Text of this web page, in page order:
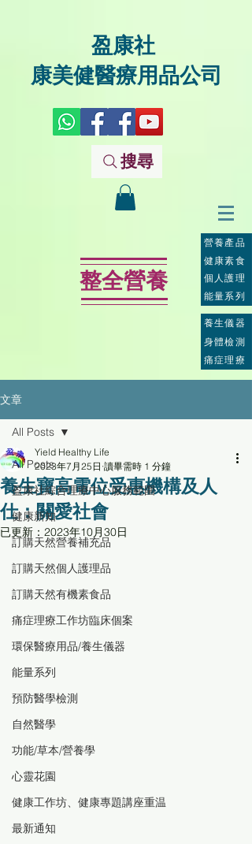
盈康社
康美健醫療用品公司
搜尋
整全營養
營養產品
個人護理
能量系列
健康素食
養生儀器
身體檢測
痛症理療
文章
All Posts
盈康社綜合理療中心服務範圍
健康新知
訂購天然營養補充品
訂購天然個人護理品
訂購天然有機素食品
痛症理療工作坊臨床個案
環保醫療用品/養生儀器
能量系列
預防醫學檢測
自然醫學
功能/草本/營養學
心靈花園
健康工作坊、健康專題講座重温
最新通知
All Posts
養生寶高電位受惠機構及人
仕：關愛社會
Yield Healthy Life
2023年7月25日 讀畢需時 1 分鐘
已更新： 2023年10月30日